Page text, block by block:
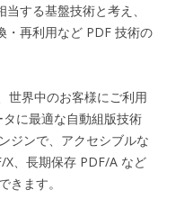
する基盤技術と考え、
・再利用など PDF 技術の
世界中のお客様にご利用
に最適な自動組版技術
ジンで、アクセシブルな
X、長期保存 PDF/A など
きます。